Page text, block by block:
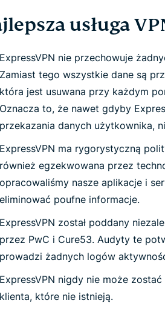
usługa
ExpressVPN nie przechowuje
Zamiast tego wszystkie dane są
która jest usuwana przy każdym
Oznacza to, że nawet gdyby
przekazania danych użytkownika,
ExpressVPN ma rygorystyczną
również egzekwowana przez
opracowaliśmy nasze aplikacje i
eliminować poufne informacje.
ExpressVPN został poddany
przez PwC i Cure53. Audyty te
prowadzi żadnych logów
ExpressVPN nigdy nie może
klienta, które nie istnieją.